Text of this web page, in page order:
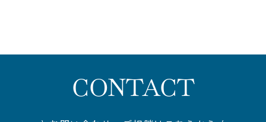
CONTACT